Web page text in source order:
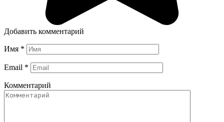
Добавить комментарий
Имя *
Email *
Комментарий